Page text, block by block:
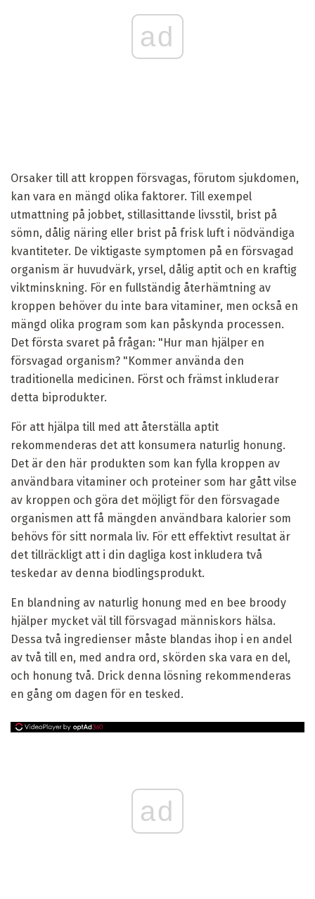
ad
Orsaker till att kroppen försvagas, förutom sjukdomen,
kan vara en mängd olika faktorer. Till exempel
utmattning på jobbet, stillasittande livsstil, brist på
sömn, dålig näring eller brist på frisk luft i nödvändiga
kvantiteter. De viktigaste symptomen på en försvagad
organism är huvudvärk, yrsel, dålig aptit och en kraftig
viktminskning. För en fullständig återhämtning av
kroppen behöver du inte bara vitaminer, men också en
mängd olika program som kan påskynda processen.
Det första svaret på frågan: "Hur man hjälper en
försvagad organism? "Kommer använda den
traditionella medicinen. Först och främst inkluderar
detta biprodukter.
För att hjälpa till med att återställa aptit
rekommenderas det att konsumera naturlig honung.
Det är den här produkten som kan fylla kroppen av
användbara vitaminer och proteiner som har gått vilse
av kroppen och göra det möjligt för den försvagade
organismen att få mängden användbara kalorier som
behövs för sitt normala liv. För ett effektivt resultat är
det tillräckligt att i din dagliga kost inkludera två
teskedar av denna biodlingsprodukt.
En blandning av naturlig honung med en bee broody
hjälper mycket väl till försvagad människors hälsa.
Dessa två ingredienser måste blandas ihop i en andel
av två till en, med andra ord, skörden ska vara en del,
och honung två. Drick denna lösning rekommenderas
en gång om dagen för en tesked.
ad